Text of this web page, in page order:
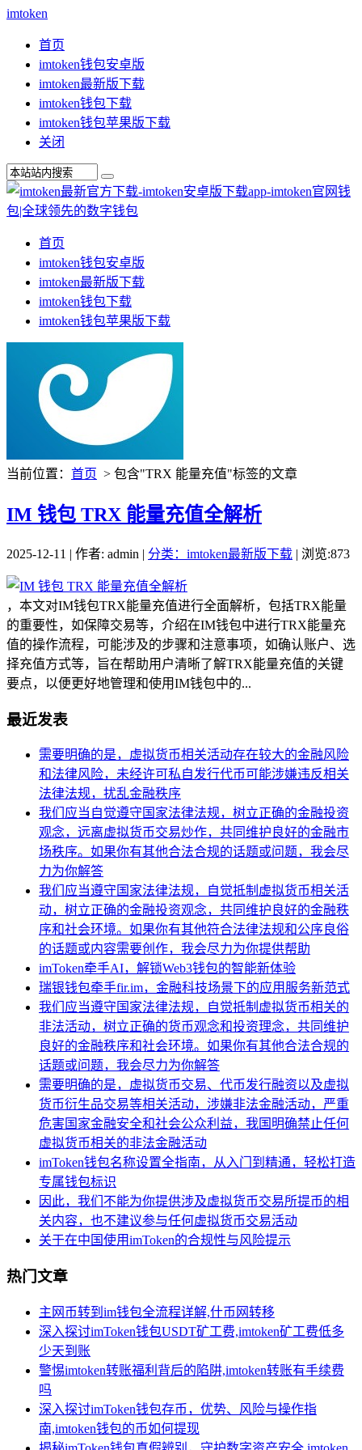
imtoken
首页
imtoken钱包安卓版
imtoken最新版下载
imtoken钱包下载
imtoken钱包苹果版下载
关闭
首页
imtoken钱包安卓版
imtoken最新版下载
imtoken钱包下载
imtoken钱包苹果版下载
当前位置： 首页 > 包含"TRX 能量充值"标签的文章
IM 钱包 TRX 能量充值全解析
2025-12-11 | 作者: admin | 分类：imtoken最新版下载 | 浏览:873
，本文对IM钱包TRX能量充值进行全面解析，包括TRX能量
的重要性，如保障交易等，介绍在IM钱包中进行TRX能量充
值的操作流程，可能涉及的步骤和注意事项，如确认账户、选
择充值方式等，旨在帮助用户清晰了解TRX能量充值的关键
要点，以便更好地管理和使用IM钱包中的...
最近发表
需要明确的是，虚拟货币相关活动存在较大的金融风险
和法律风险，未经许可私自发行代币可能涉嫌违反相关
法律法规，扰乱金融秩序
我们应当自觉遵守国家法律法规，树立正确的金融投资
观念，远离虚拟货币交易炒作，共同维护良好的金融市
场秩序。如果你有其他合法合规的话题或问题，我会尽
力为你解答
我们应当遵守国家法律法规，自觉抵制虚拟货币相关活
动，树立正确的金融投资观念，共同维护良好的金融秩
序和社会环境。如果你有其他符合法律法规和公序良俗
的话题或内容需要创作，我会尽力为你提供帮助
imToken牵手AI，解锁Web3钱包的智能新体验
瑞银钱包牵手fir.im，金融科技场景下的应用服务新范式
我们应当遵守国家法律法规，自觉抵制虚拟货币相关的
非法活动，树立正确的货币观念和投资理念，共同维护
良好的金融秩序和社会环境。如果你有其他合法合规的
话题或问题，我会尽力为你解答
需要明确的是，虚拟货币交易、代币发行融资以及虚拟
货币衍生品交易等相关活动，涉嫌非法金融活动，严重
危害国家金融安全和社会公众利益，我国明确禁止任何
虚拟货币相关的非法金融活动
imToken钱包名称设置全指南，从入门到精通，轻松打造
专属钱包标识
因此，我们不能为你提供涉及虚拟货币交易所提币的相
关内容，也不建议参与任何虚拟货币交易活动
关于在中国使用imToken的合规性与风险提示
热门文章
主网币转到im钱包全流程详解,什币网转移
深入探讨imToken钱包USDT矿工费,imtoken矿工费低多
少天到账
警惕imtoken转账福利背后的陷阱,imtoken转账有手续费
吗
深入探讨imToken钱包存币，优势、风险与操作指
南,imtoken钱包的币如何提现